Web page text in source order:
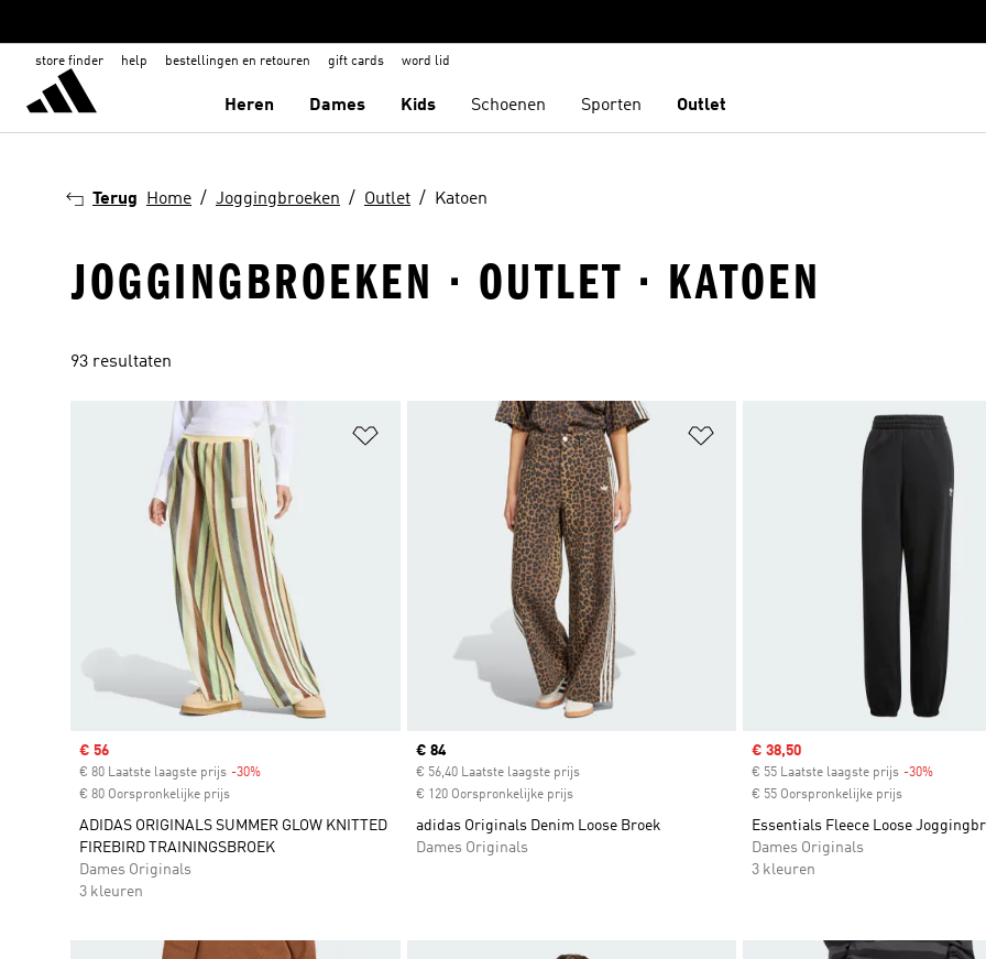
store finder help bestellingen en retouren gift cards word lid
Heren Dames Kids Schoenen Sporten Outlet
Terug Home Joggingbroeken Outlet Katoen
JOGGINGBROEKEN · OUTLET · KATOEN
93 resultaten
Op verlanglijst zetten
Sale price
€ 56
€ 80 Laatste laagste prijs -30%
€ 80 Oorspronkelijke prijs
ADIDAS ORIGINALS SUMMER GLOW KNITTED
FIREBIRD TRAININGSBROEK
Dames Originals
3 kleuren
Op verlanglijst zetten
Current price
€ 84
€ 56,40 Laatste laagste prijs
€ 120 Oorspronkelijke prijs
adidas Originals Denim Loose Broek
Dames Originals
Sale price
€ 38,50
€ 55 Laatste laagste prijs -30%
€ 55 Oorspronkelijke prijs
Essentials Fleece Loose
Dames Originals
3 kleuren